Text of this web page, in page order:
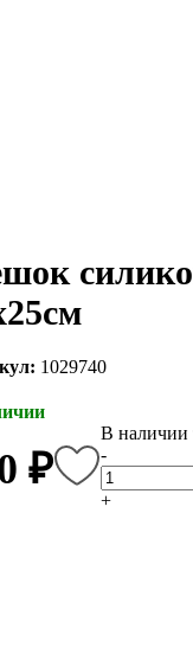
1029740
₽
В наличии
-
+